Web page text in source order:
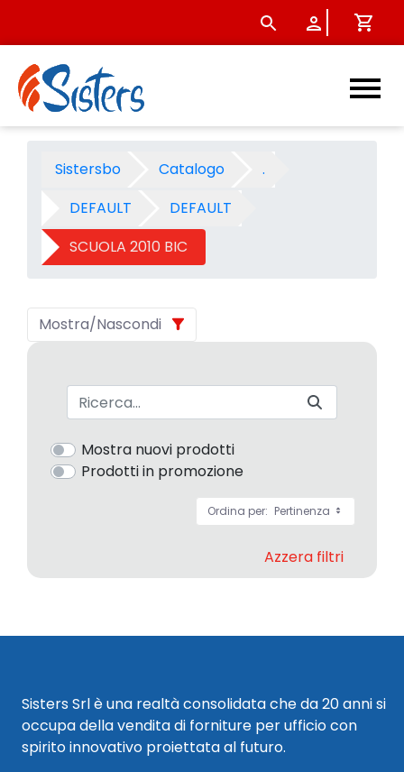
SCUOLA 2010 BIC -
Sistersbo Catalogo
.
DEFAULT
DEFAULT
SCUOLA 2010 BIC
Mostra/Nascondi
Barra di ricerca
Mostra nuovi prodotti
Prodotti in promozione
Ordina per: Pertinenza
Azzera filtri
Sisters Srl è una realtà consolidata che da 20 anni si
occupa della vendita di forniture per ufficio con
spirito innovativo proiettata al futuro.